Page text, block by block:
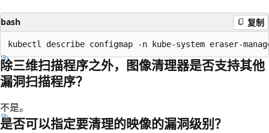
bash 复制
除三维扫描程序之外，图像清理器是否支持其他
漏洞扫描程序？
不是。
是否可以指定要清理的映像的漏洞级别？